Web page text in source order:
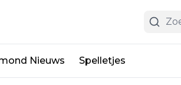
Nieuws Spelletjes